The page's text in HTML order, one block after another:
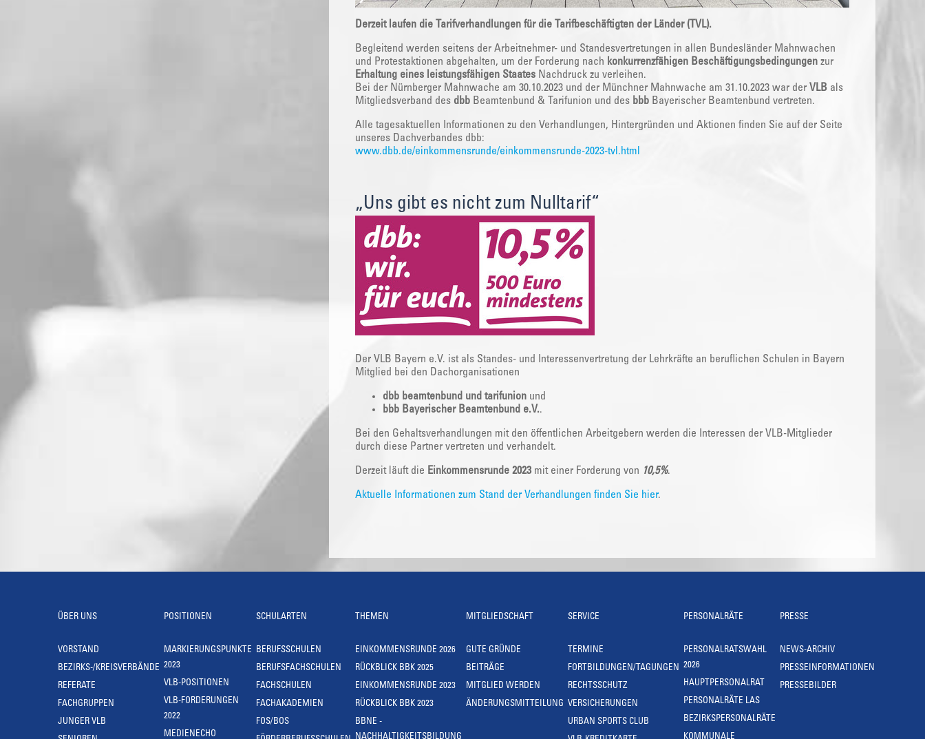
Derzeit laufen die Tarifverhandlungen für die Tarifbeschäftigten der Länder (TVL).
Begleitend werden seitens der Arbeitnehmer- und Standesvertretungen in allen Bundesländer Mahnwachen
und Protestaktionen abgehalten, um der Forderung nach konkurrenzfähigen Beschäftigungsbedingungen zur
Erhaltung eines leistungsfähigen Staates Nachdruck zu verleihen.
Bei der Nürnberger Mahnwache am 30.10.2023 und der Münchner Mahnwache am 31.10.2023 war der VLB als
Mitgliedsverband des dbb Beamtenbund & Tarifunion und des bbb Bayerischer Beamtenbund vertreten.
Alle tagesaktuellen Informationen zu den Verhandlungen, Hintergründen und Aktionen finden Sie auf der Seite
unseres Dachverbandes dbb:
www.dbb.de/einkommensrunde/einkommensrunde-2023-tvl.html
„Uns gibt es nicht zum Nulltarif“
Der VLB Bayern e.V. ist als Standes- und Interessenvertretung der Lehrkräfte an beruflichen Schulen in Bayern
Mitglied bei den Dachorganisationen
dbb beamtenbund und tarifunion und
bbb Bayerischer Beamtenbund e.V..
Bei den Gehaltsverhandlungen mit den öffentlichen Arbeitgebern werden die Interessen der VLB-Mitglieder
durch diese Partner vertreten und verhandelt.
Derzeit läuft die Einkommensrunde 2023mit einer Forderung von 10,5%.
Aktuelle Informationen zum Stand der Verhandlungen finden Sie hier.
ÜBER UNS
VORSTAND
BEZIRKS-/KREISVERBÄNDE
REFERATE
FACHGRUPPEN
JUNGER VLB
POSITIONEN
MARKIERUNGSPUNKTE
2023
VLB-POSITIONEN
VLB-FORDERUNGEN
2022
MEDIENECHO
SCHULARTEN
BERUFSSCHULEN
BERUFSFACHSCHULEN
FACHSCHULEN
FACHAKADEMIEN
FOS/BOS
THEMEN
EINKOMMENSRUNDE 2026
RÜCKBLICK BBK 2025
EINKOMMENSRUNDE 2023
RÜCKBLICK BBK 2023
BBNE -
MITGLIEDSCHAFT
GUTE GRÜNDE
BEITRÄGE
MITGLIED WERDEN
ÄNDERUNGSMITTEILUNG
SERVICE
TERMINE
FORTBILDUNGEN/TAGUNGEN
RECHTSSCHUTZ
VERSICHERUNGEN
URBAN SPORTS CLUB
PERSONALRÄTE
PERSONALRATSWAHL
2026
HAUPTPERSONALRAT
PERSONALRÄTE LAS
BEZIRKSPERSONALRÄTE
PRESSE
NEWS-ARCHIV
PRESSEINFORMATIONEN
PRESSEBILDER